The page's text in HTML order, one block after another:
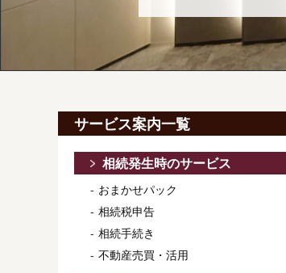
サービス案内一覧
相続発生時のサービス
おまかせパック
相続税申告
相続手続き
不動産売買・活用